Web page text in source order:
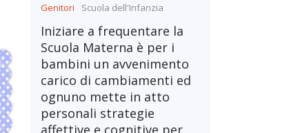
Genitori Scuola dell'Infanzia
Iniziare a frequentare la
Scuola Materna è per i
bambini un avvenimento
carico di cambiamenti ed
ognuno mette in atto
personali strategie
affettive e cognitive per